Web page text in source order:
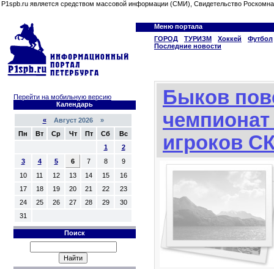
P1spb.ru является средством массовой информации (СМИ), Свидетельство
Меню портала
ГОРОД
ТУРИЗМ Хоккей
Футбол
Последние новости
Перейти на мобильную версию
Календарь
«Август 2026 »
Пн
Вт Ср Чт Пт Сб
Вс
1
2
3
4 5 6 7 8
9
10
11 12 13 14 15
16
17
18 19 20 21 22
23
24
25 26 27 28 29
30
31
Поиск
Быков
игроков